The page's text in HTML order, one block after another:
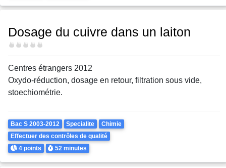
Dosage du cuivre dans un laiton
Difficulté
Centres étrangers 2012
Oxydo-réduction, dosage en retour, filtration sous vide,
stoechiométrie.
Theme
Bac S 2003-2012 Specialite
Chimie
Effectuer des contrôles de qualité
Points
4 points Durée
52 minutes